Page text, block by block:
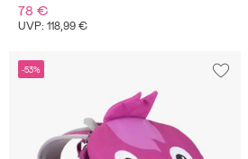
78 €
UVP: 118,99 €
-53%